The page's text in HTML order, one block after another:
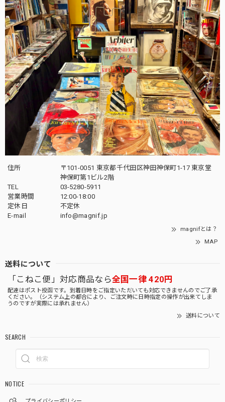
住所
〒101-0051 東京都千代田区神田神保町1-17 東京堂
神保町第1ビル2階
TEL
03-5280-5911
営業時間
12:00-18:00
定休日
不定休
E-mail
info@magnif.jp
magnifとは？
MAP
送料について
「こねこ便」対応商品なら全国一律 420円
配達はポスト投函です。到着日時をご指定いただいても対応できませんのでご了承
ください。（システム上の都合により、ご注文時に日時指定の操作が出来てしま
うのですが実際には承れません）
送料について
SEARCH
NOTICE